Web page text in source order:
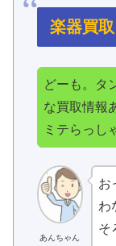
楽器買
どーも。タ
な買取情報
ミテらっし
あんちゃん
お
わ
そ